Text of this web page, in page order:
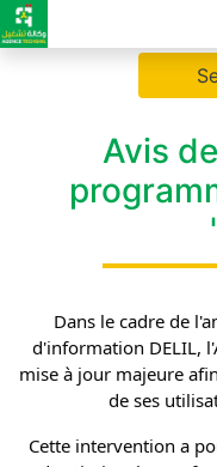
Avis
Dans le cadre de
d'information DELIL,
mise à jour majeure
de ses
Cette intervention a